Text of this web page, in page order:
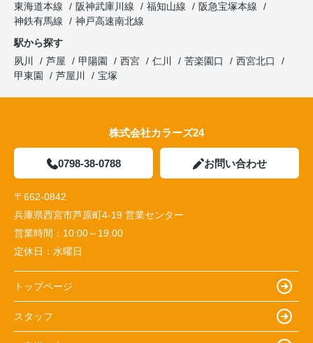
東海道本線
阪神武庫川線 福知山線
阪急宝塚本線
神鉄有馬線
神戸高速南北線
駅から探す
夙川
芦屋 甲陽園 西宮 仁川 苦楽園口
西宮北口
甲東園
芦屋川 宝塚
株式会社カラーズ24
0798-38-0788 お問い合わせ
〒662-0842
兵庫県西宮市芦原町4-19 営業センター
営業時間： 10:00～19:00
定休日： 水曜日
トップページ
スタッフ